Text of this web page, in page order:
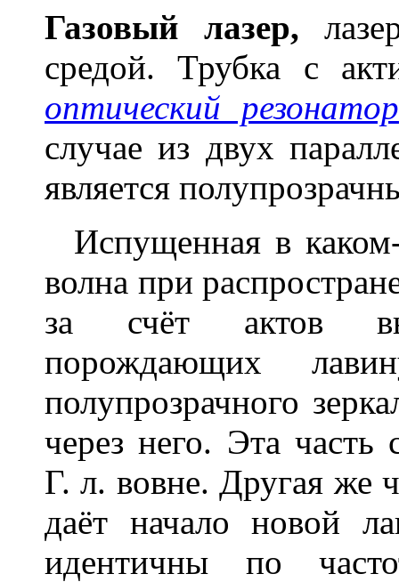
Газовый лазер,
средой. Трубка с
оптический резонатор
случае из двух
является
Испущенная в каком-
волна при
за счёт актов
порождающих
полупрозрачного
через него. Эта часть
Г. л. вовне. Другая же
даёт начало новой
идентичны по